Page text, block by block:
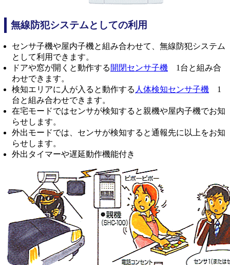
無線防犯システムとしての利用
センサ子機や屋内子機と組み合わせて、無線防犯システム
として利用できます。
ドアや窓が開くと動作する 開閉センサ子機 1台と組み合
わせできます。
検知エリアに人が入ると動作する 人体検知センサ子機 1
台と組み合わせできます。
在宅モードではセンサが検知すると親機や屋内子機でお知
らせします。
外出モードでは、センサが検知すると通報先に以上をお知
らせします。
外出タイマーや遅延動作機能付き